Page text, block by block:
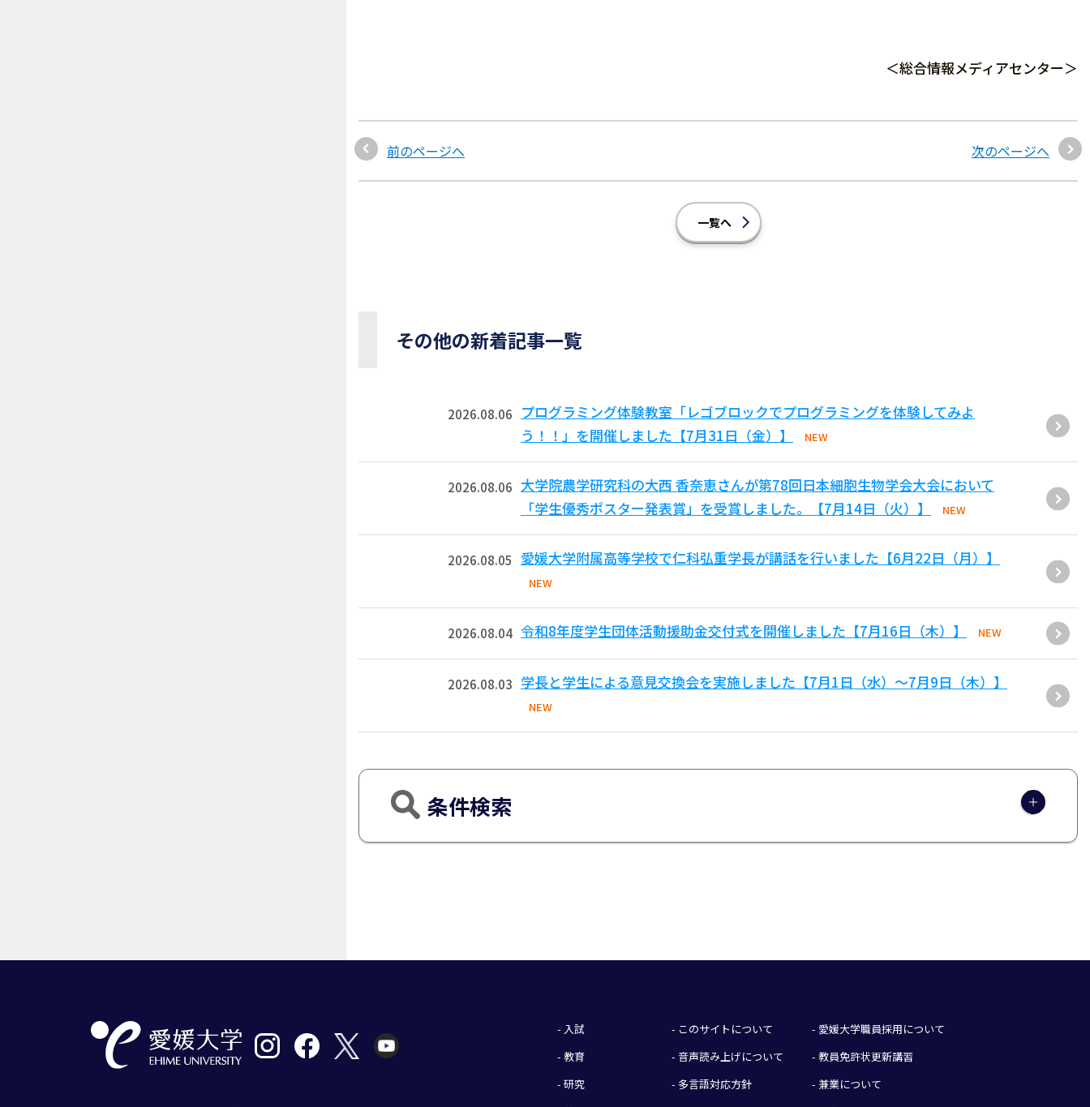
＜総合情報メディアセンター＞
前のページへ 次のページへ
一覧へ
その他の新着記事一覧
2026.08.06
プログラミング体験教室「レゴブロックでプログラミングを体験してみよ
う！！」を開催しました【7月31日（金）】
NEW
2026.08.06 大学院農学研究科の大西 香奈恵さんが第78回日本細胞生物学会大会において
「学生優秀ポスター発表賞」を受賞しました。【7月14日（火）】
NEW
2026.08.05 愛媛大学附属高等学校で仁科弘重学長が講話を行いました【6月22日（月）】
NEW
2026.08.04 令和8年度学生団体活動援助金交付式を開催しました【7月16日（木）】 NEW
2026.08.03 学長と学生による意見交換会を実施しました【7月1日（水）～7月9日（木）】
NEW
条件検索
- 入試
- 教育
- 研究
- このサイトについて
- 音声読み上げについて
- 多言語対応方針
- 愛媛大学職員採用について
- 教員免許状更新講習
- 兼業について